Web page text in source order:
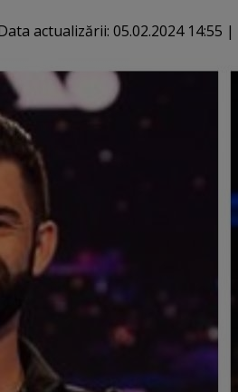
actualizării: 05.02.2024 14:55 |